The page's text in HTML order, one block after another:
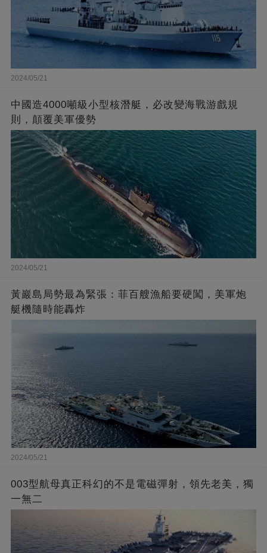
2024/05/21
中國造4000噸級小型核潛艇，必改變海戰游戲規
則，顛覆美軍優勢
2024/05/21
黃巖島局勢最為緊張：菲百艘漁船要硬闖，美軍炮
艇機隨時能轟炸
2024/05/21
003型航母真正科幻的不是電磁彈射，領先老美，獨
一無二